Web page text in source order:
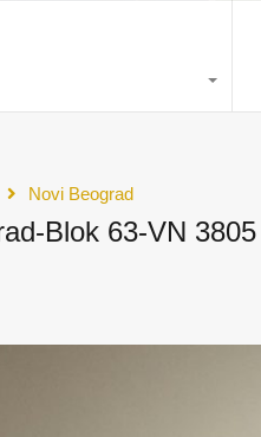
Novi Beograd
Blok 63-VN 3805